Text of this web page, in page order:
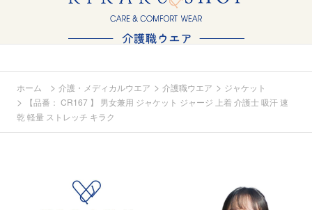
ホーム > 介護・メディカルウエア > 介護職ウエア > ジャケット
>
【品番： CR167 】 男女兼用 ジャケット ジャージ 上着 介護士 吸汗 速
乾 軽量 ストレッチ キラク